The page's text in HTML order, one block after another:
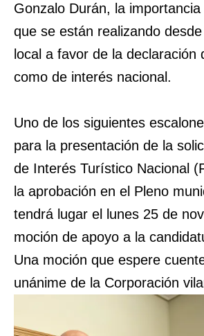
Gonzalo Durán, la
que se están realizando
local a favor de la declaración
como de interés nacional.
Uno de los siguientes
para la presentación de la
de Interés Turístico Nacional
la aprobación en el Pleno
tendrá lugar el lunes 25 de
moción de apoyo a la
Una moción que espere
unánime de la Corporación